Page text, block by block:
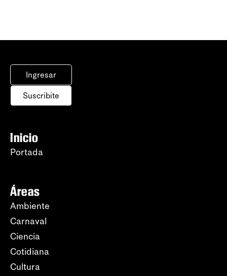
Ingresar
Suscribite
Inicio
Portada
Áreas
Ambiente
Carnaval
Ciencia
Cotidiana
Cultura